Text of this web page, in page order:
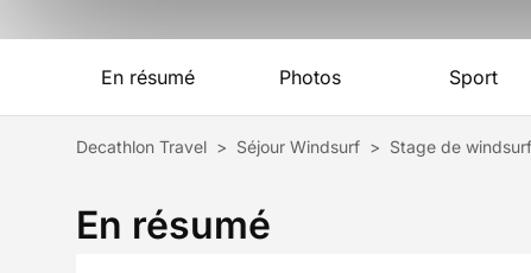
En résumé Photos Sport
Decathlon Travel > Séjour Windsurf > Stage de
En résumé